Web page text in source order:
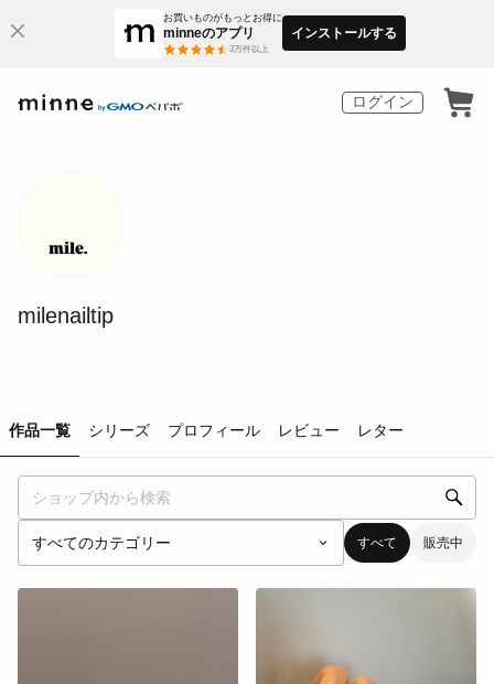
お買いものがもっとお得に
minneのアプリ
3万件以上
インストールする
ログイン
milenailtip
作品一覧 シリーズ プロフィール レビュー レター
すべて 販売中